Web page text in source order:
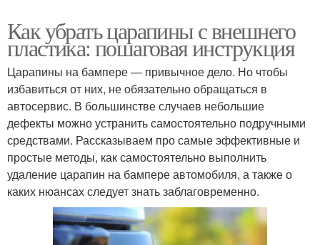
Как убрать царапины с внешнего
пластика: пошаговая инструкция
Царапины на бампере — привычное дело. Но чтобы
избавиться от них, не обязательно обращаться в
автосервис. В большинстве случаев небольшие
дефекты можно устранить самостоятельно подручными
средствами. Рассказываем про самые эффективные и
простые методы, как самостоятельно выполнить
удаление царапин на бампере автомобиля, а также о
каких нюансах следует знать заблаговременно.